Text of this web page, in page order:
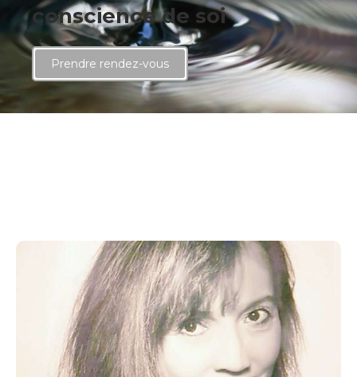
conscience de soi
Prendre rendez-vous